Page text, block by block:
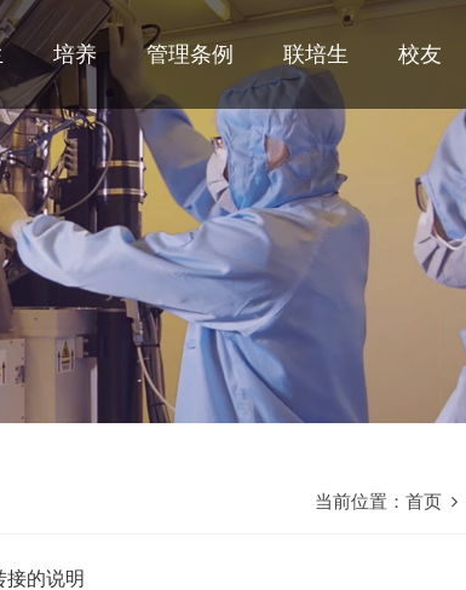
培养 管理条例 联培生 校友
当前位置： 首页
接的说明